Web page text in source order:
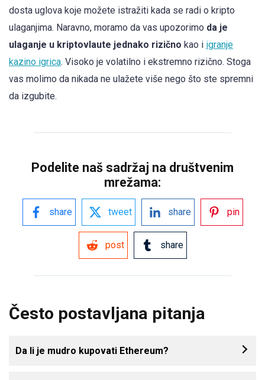
dosta uglova koje možete istražiti kada se radi o kripto
ulaganjima. Naravno, moramo da vas upozorimo da je
ulaganje u kriptovlaute jednako rizično kao i igranje
kazino igrica. Visoko je volatilno i ekstremno rizično. Stoga
vas molimo da nikada ne ulažete više nego što ste spremni
da izgubite.
Podelite naš sadržaj na društvenim
mrežama:
share tweet share pin
post share
Često postavljana pitanja
Da li je mudro kupovati Ethereum?